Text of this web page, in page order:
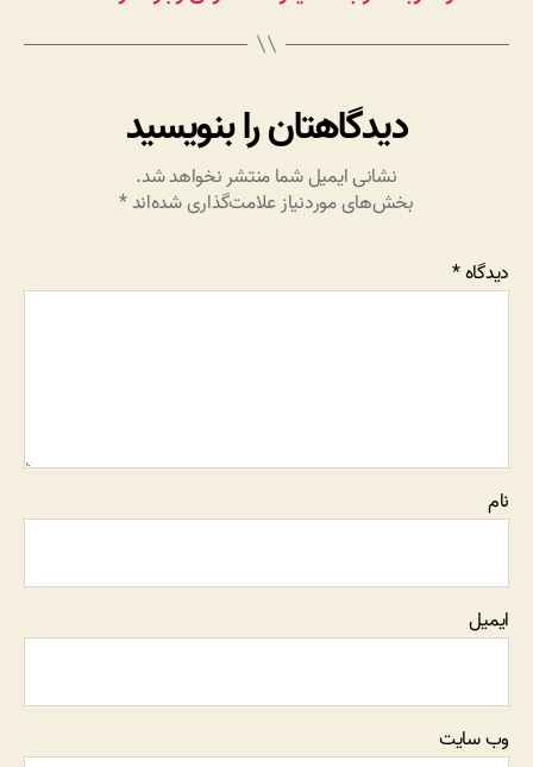
دیدگاهتان را بنویسید
نشانی ایمیل شما منتشر نخواهد شد.
بخش‌های موردنیاز علامت‌گذاری شده‌اند*
دیدگاه*
نام
ایمیل
وب‌ سایت